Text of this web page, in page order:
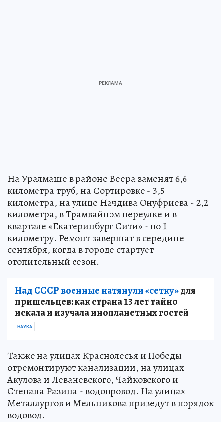
На Уралмаше в районе Веера заменят 6,6
километра труб, на Сортировке - 3,5
километра, на улице Начдива Онуфриева - 2,2
километра, в Трамвайном переулке и в
квартале «Екатеринбург Сити» - по 1
километру. Ремонт завершат в середине
сентября, когда в городе стартует
отопительный сезон.
Над СССР военные натянули «сетку»для
пришельцев: как страна 13 лет тайно
искала и изучала инопланетных гостей
НАУКА
Также на улицах Краснолесья и Победы
отремонтируют канализации, на улицах
Акулова и Леваневского, Чайковского и
Степана Разина - водопровод. На улицах
Металлургов и Мельникова приведут в порядок
водовод.